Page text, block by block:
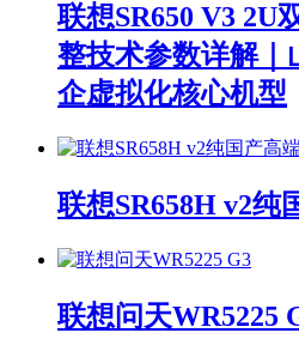
联想SR650 V3 2U
整技术参数详解｜
企虚拟化核心机型
联想SR658H v2纯
联想问天WR5225